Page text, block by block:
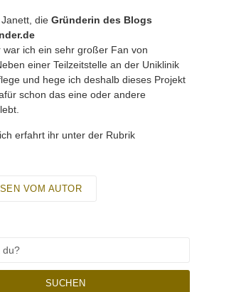
die Gründerin des Blogs
war ich ein sehr großer Fan von
einer Teilzeitstelle an der Uniklinik
und hege ich deshalb dieses Projekt
schon das eine oder andere
erfahrt ihr unter der Rubrik
VOM AUTOR
SUCHEN